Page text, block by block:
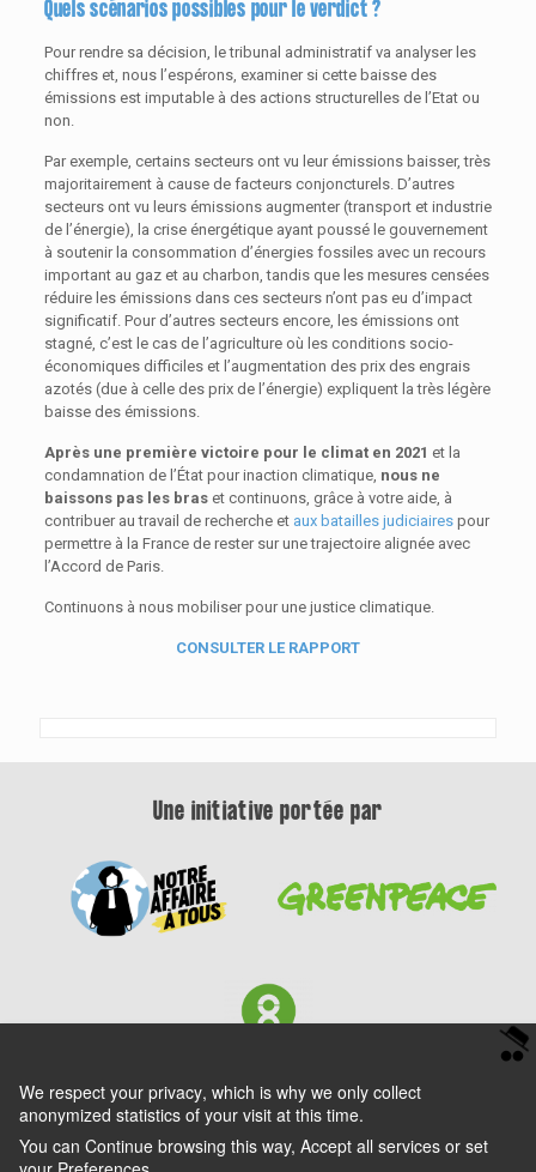
Quels scénarios possibles pour le verdict ?
Pour rendre sa décision, le tribunal administratif va analyser les
chiffres et, nous l’espérons, examiner si cette baisse des
émissions est imputable à des actions structurelles de l’Etat ou
non.
Par exemple, certains secteurs ont vu leur émissions baisser, très
majoritairement à cause de facteurs conjoncturels. D’autres
secteurs ont vu leurs émissions augmenter (transport et industrie
de l’énergie), la crise énergétique ayant poussé le gouvernement
à soutenir la consommation d’énergies fossiles avec un recours
important au gaz et au charbon, tandis que les mesures censées
réduire les émissions dans ces secteurs n’ont pas eu d’impact
significatif. Pour d’autres secteurs encore, les émissions ont
stagné, c’est le cas de l’agriculture où les conditions socio-
économiques difficiles et l’augmentation des prix des engrais
azotés (due à celle des prix de l’énergie) expliquent la très légère
baisse des émissions.
Après une première victoire pour le climat en 2021 et la
condamnation de l’État pour inaction climatique, nous ne
baissons pas les braset continuons, grâce à votre aide, à
contribuer au travail de recherche et aux batailles judiciairespour
permettre à la France de rester sur une trajectoire alignée avec
l’Accord de Paris.
Continuons à nous mobiliser pour une justice climatique.
CONSULTER LE RAPPORT
Une initiative portée par
We respect your privacy, which is why we only collect
anonymized statistics of your visit at this time.
You can Continue browsing this way, Accept all services or set